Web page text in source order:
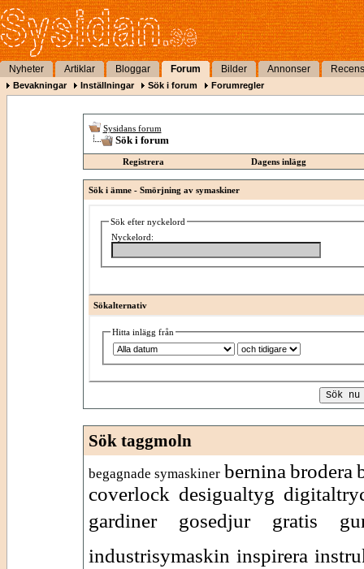
Nyheter Artiklar Bloggar Forum Bilder Annonser
Bevakningar Inställningar Sök i forum Forumregler
Sysidans forum
Sök i forum
Registrera Dagens inlägg
Sök i ämne - Smörjning av symaskiner
Sök efter nyckelord
Nyckelord:
Sökalternativ
Hitta inlägg från
Sök taggmoln
begagnade symaskiner bernina brodera
coverlock desigualtyg
gardiner
gosedjur gratis
industrisymaskin inspirera